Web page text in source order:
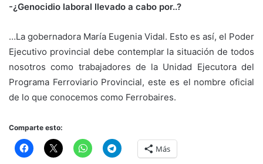
-¿Genocidio laboral llevado a cabo por..?
…La gobernadora María Eugenia Vidal. Esto es así, el Poder
Ejecutivo provincial debe contemplar la situación de todos
nosotros como trabajadores de la Unidad Ejecutora del
Programa Ferroviario Provincial, este es el nombre oficial
de lo que conocemos como Ferrobaires.
Comparte esto:
Más